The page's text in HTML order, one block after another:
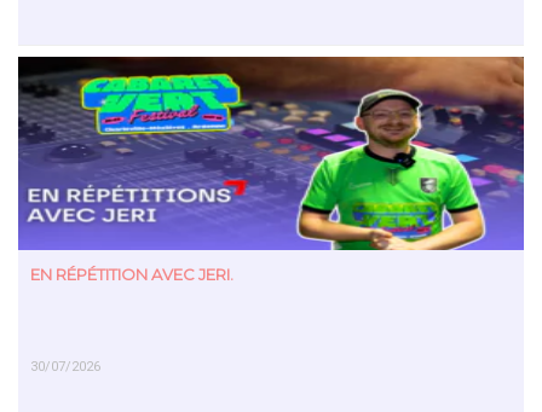
EN SAVOIR PLUS
EN RÉPÉTITION AVEC JERI.
30/07/2026